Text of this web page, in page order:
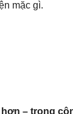
mặc gì.
– trong